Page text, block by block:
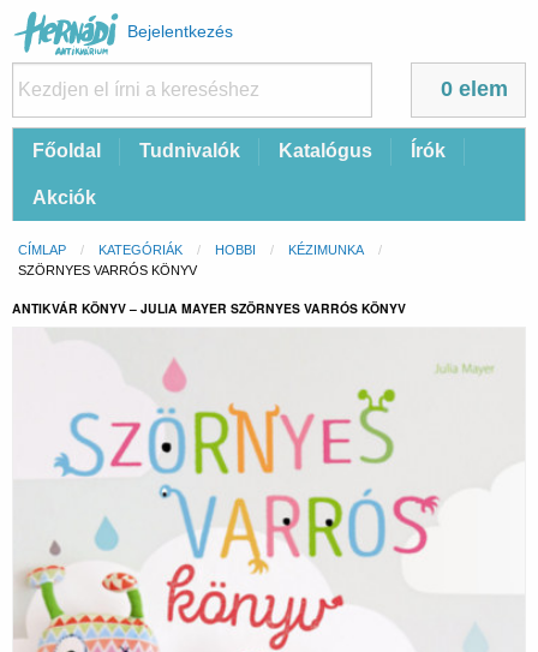
Felhasználói
fiók
menüje
Bejelentkezés
0 elem
FőFőoldal Tudnivalók Katalógus Írók
Akciók
Morzsa
CÍMLAP KATEGÓRIÁK HOBBI
KÉZIMUNKA
CURRENT:
SZÖRNYES VARRÓS KÖNYV
ANTIKVÁR KÖNYV – JULIA MAYER SZÖRNYES VARRÓS KÖNYV